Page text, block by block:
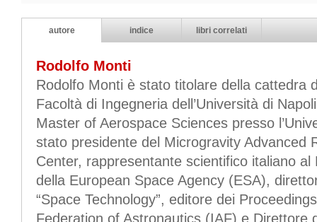
autore indice libri correlati
Rodolfo Monti
Rodolfo Monti è stato titolare della cattedra
Facoltà di Ingegneria dell’Università di
Master of Aerospace Sciences presso
stato presidente del Microgravity Advanced
Center, rappresentante scientifico italiano
della European Space Agency (ESA),
“Space Technology”, editore dei
Federation of Astronautics (IAF) e Direttore